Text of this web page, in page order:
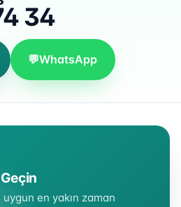
34
💬WhatsApp
en yakın zaman